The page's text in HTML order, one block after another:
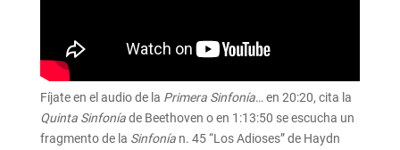
Fíjate en el audio de la Primera Sinfonía… en 20:20, cita la
Quinta Sinfoníade Beethoven o en 1:13:50 se escucha un
fragmento de la Sinfonía n. 45 “Los Adioses” de Haydn